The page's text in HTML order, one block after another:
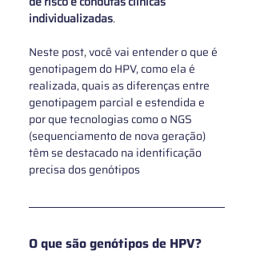
individualizadas.
Neste post, você vai entender o que é
genotipagem do HPV, como ela é
realizada, quais as diferenças entre
genotipagem parcial e estendida e
por que tecnologias como o NGS
(sequenciamento de nova geração)
têm se destacado na identificação
precisa dos genótipos
O que são genótipos de HPV?